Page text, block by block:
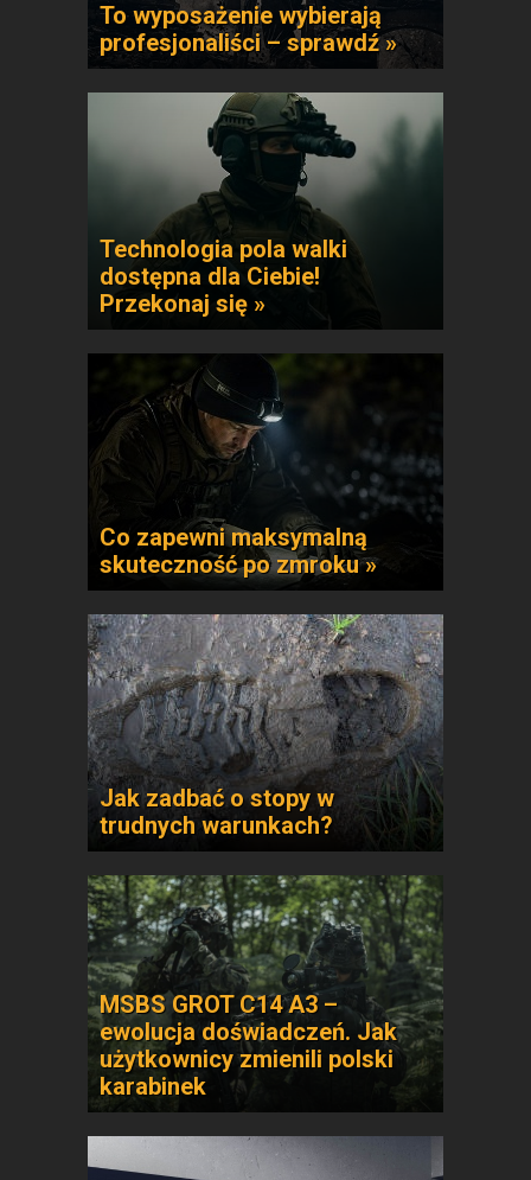
To wyposażenie wybierają
profesjonaliści – sprawdź »
Technologia pola walki
dostępna dla Ciebie!
Przekonaj się »
Co zapewni maksymalną
skuteczność po zmroku »
Jak zadbać o stopy w
trudnych warunkach?
MSBS GROT C14 A3 –
ewolucja doświadczeń. Jak
użytkownicy zmienili polski
karabinek